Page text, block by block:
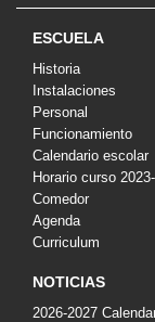
ESCUELA
Historia
Instalaciones
Personal
Funcionamiento
Calendario escolar
Horario curso
Comedor
Agenda
Curriculum
NOTICIAS
2026-2027